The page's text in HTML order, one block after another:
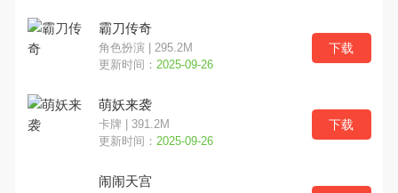
霸刀传奇
角色扮演 | 295.2M
更新时间： 2025-09-26
下载
萌妖来袭
卡牌 | 391.2M
更新时间： 2025-09-26
下载
闹闹天宫